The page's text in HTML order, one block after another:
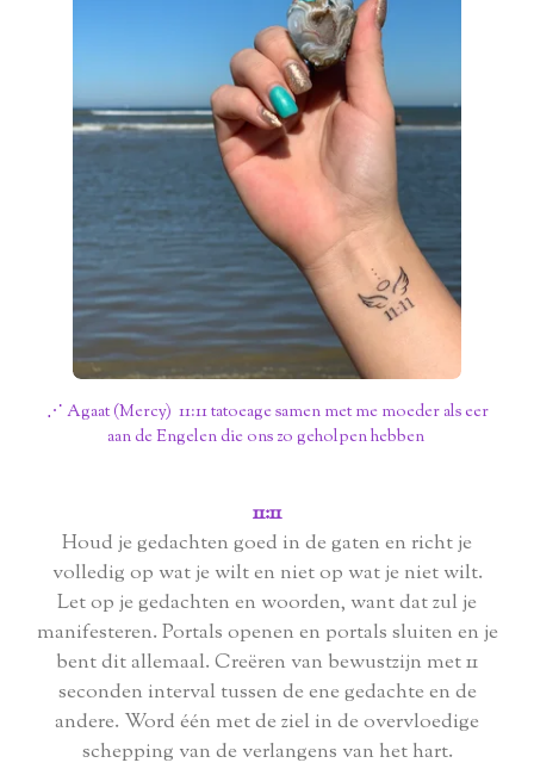
⋰ Agaat (Mercy) 11:11 tatoeage samen met me moeder als eer
aan de Engelen die ons zo geholpen hebben
11:11
Houd je gedachten goed in de gaten en richt je
volledig op wat je wilt en niet op wat je niet wilt.
Let op je gedachten en woorden, want dat zul je
manifesteren. Portals openen en portals sluiten en je
bent dit allemaal. Creëren van bewustzijn met 11
seconden interval tussen de ene gedachte en de
andere. Word één met de ziel in de overvloedige
schepping van de verlangens van het hart.